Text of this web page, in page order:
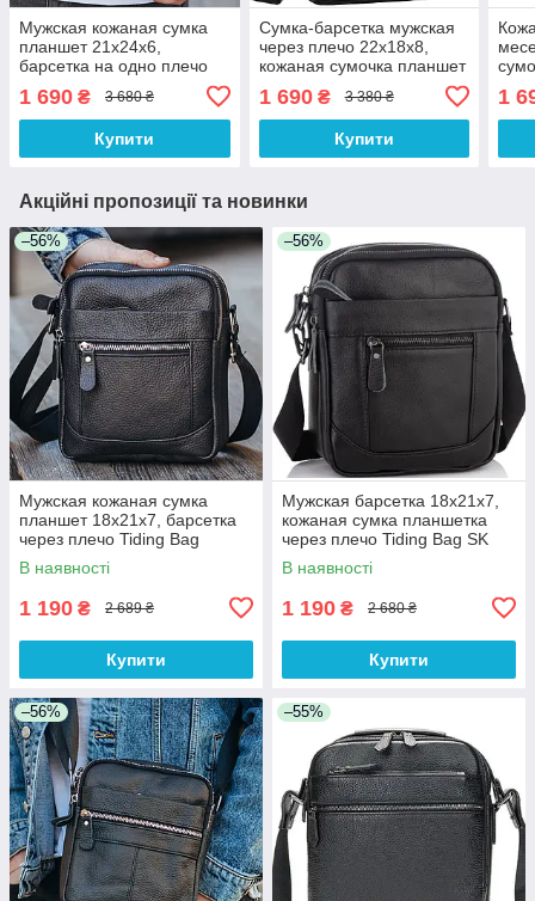
Мужская кожаная сумка
планшет 21х24х6,
барсетка на одно плечо
Tiding Bag M1254A черная
1 690 ₴ 3 680 ₴
Купити
Сумка-барсетка мужская
через плечо 22х18х8,
кожаная сумочка планшет
черная
1 690₴ 3 380 ₴
Купити
1
Акційні пропозиції та новинки
–56%
Мужская кожаная сумка
планшет 18х21х7, барсетка
через плечо Tiding Bag
LA3314-1BL черная
В наявності
1 190 ₴ 2 689 ₴
Купити
–56%
Мужская барсетка 18х21х7,
кожаная сумка планшетка
через плечо Tiding Bag SK
N5386 черная
В наявності
1 190 ₴ 2 680 ₴
Купити
–56% –55%